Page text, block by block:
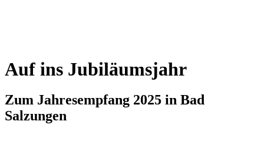
Auf ins Jubiläumsjahr
Zum Jahresempfang 2025 in Bad
Salzungen